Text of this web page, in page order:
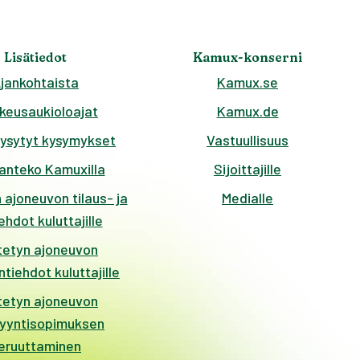
Lisätiedot
kysymykset
Kamuxilla
tilaus- ja
kuluttajille
ajoneuvon
kuluttajille
ajoneuvon
Kamux-konserni
Kamux.se
Kamux.de
Vastuullisuus
Sijoittajille
Medialle